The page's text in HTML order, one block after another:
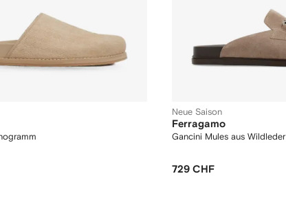
Neue Saison
Ferragamo
Gancini Mules aus Wildleder
729 CHF